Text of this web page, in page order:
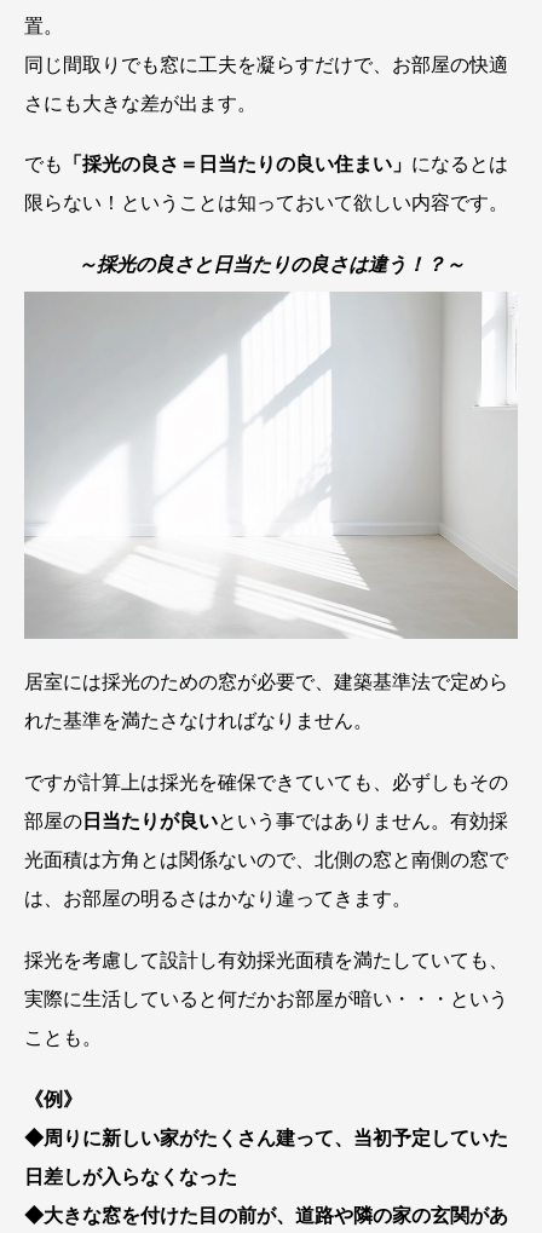
置。
同じ間取りでも窓に工夫を凝らすだけで、お部屋の快適
さにも大きな差が出ます。
でも 「採光の良さ＝日当たりの良い住まい」 になるとは
限らない！ということは知っておいて欲しい内容です。
～採光の良さと日当たりの良さは違う！？～
居室には採光のための窓が必要で、建築基準法で定めら
れた基準を満たさなければなりません。
ですが計算上は採光を確保できていても、必ずしもその
部屋の日当たりが良いという事ではありません。有効採
光面積は方角とは関係ないので、北側の窓と南側の窓で
は、お部屋の明るさはかなり違ってきます。
採光を考慮して設計し有効採光面積を満たしていても、
実際に生活していると何だかお部屋が暗い・・・という
ことも。
《例》
◆周りに新しい家がたくさん建って、当初予定していた
日差しが入らなくなった
◆大きな窓を付けた目の前が、道路や隣の家の玄関があ